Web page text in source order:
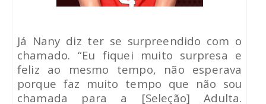
Já Nany diz ter se surpreendido com o
chamado. “Eu fiquei muito surpresa e
feliz ao mesmo tempo, não esperava
porque faz muito tempo que não sou
chamada para a [Seleção] Adulta.